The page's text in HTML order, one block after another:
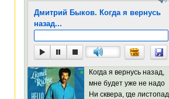
Дмитрий Быков. Когда я вернусь
назад...
Когда я вернусь назад,
мне будет уже не надо
Ни сквера, где листопад,